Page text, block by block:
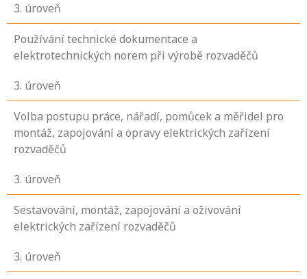
3. úroveň
Používání technické dokumentace a
elektrotechnických norem při výrobě rozvaděčů
3. úroveň
Volba postupu práce, nářadí, pomůcek a měřidel pro
montáž, zapojování a opravy elektrických zařízení
rozvaděčů
3. úroveň
Sestavování, montáž, zapojování a oživování
elektrických zařízení rozvaděčů
3. úroveň